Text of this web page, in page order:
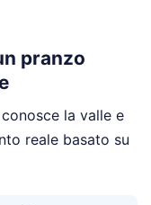
pranzo
la valle e
reale basato su